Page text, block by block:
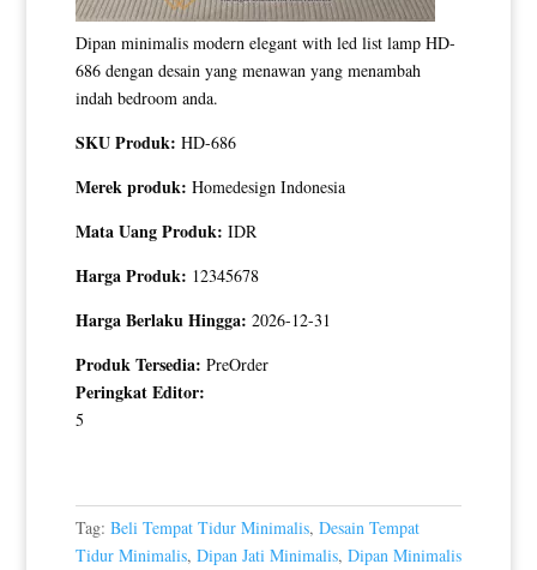
Dipan minimalis modern elegant with led list lamp HD-
686 dengan desain yang menawan yang menambah
indah bedroom anda.
SKU Produk: HD-686
Merek produk: Homedesign Indonesia
Mata Uang Produk: IDR
Harga Produk: 12345678
Harga Berlaku Hingga: 2026-12-31
Produk Tersedia: PreOrder
Peringkat Editor:
5
Tag: Beli Tempat Tidur Minimalis, Desain Tempat
Tidur Minimalis, Dipan Jati Minimalis, Dipan Minimalis